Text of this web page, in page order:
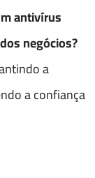
antivírus
negócios?
a
a confiança